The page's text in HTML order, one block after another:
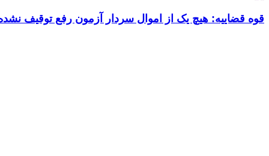
قوه قضاییه: هیچ یک از اموال سردار آزمون رفع توقیف